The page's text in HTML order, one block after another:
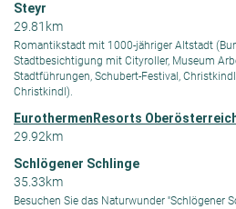
Steyr
29.81km
Romantikstadt mit 1000-jähriger Altstadt
Stadtbesichtigung mit Cityroller, Museum
Stadtführungen, Schubert-Festival,
Christkindl).
EurothermenResorts
29.92km
Schlögener Schlinge
35.33km
Besuchen Sie das Naturwunder ''Schlögener